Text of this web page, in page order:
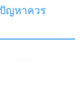
ญหาควร